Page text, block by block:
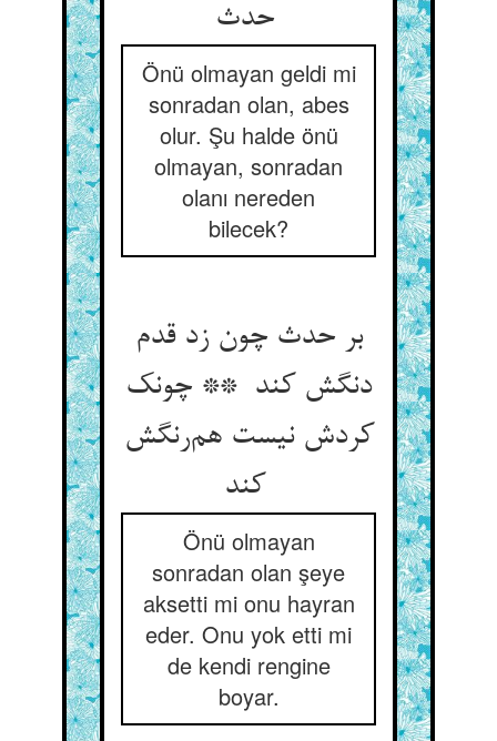
حدث
Önü olmayan geldi mi
sonradan olan, abes
olur. Şu halde önü
olmayan, sonradan
olanı nereden
bilecek?
بر حدث چون زد قدم
دنگش کند ** چونک
کردش نیست هم‌رنگش
کند
Önü olmayan
sonradan olan şeye
aksetti mi onu hayran
eder. Onu yok etti mi
de kendi rengine
boyar.